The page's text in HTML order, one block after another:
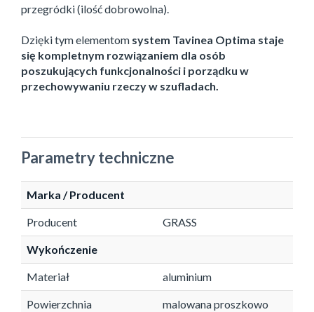
przegródki (ilość dobrowolna).
Dzięki tym elementom system Tavinea Optima staje
się kompletnym rozwiązaniem dla osób
poszukujących funkcjonalności i porządku w
przechowywaniu rzeczy w szufladach.
Parametry techniczne
Marka / Producent
Producent GRASS
Wykończenie
Materiał aluminium
Powierzchnia malowana proszkowo